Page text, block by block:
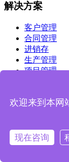
解决方案
客户管理
合同管理
进销存
生产管理
项目管理
工程项目管
荣誉资质
欢迎来到本网
现在咨询